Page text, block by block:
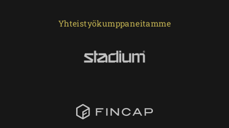
Yhteistyökumppaneitamme